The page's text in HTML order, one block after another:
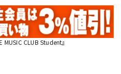
CLUB Student』